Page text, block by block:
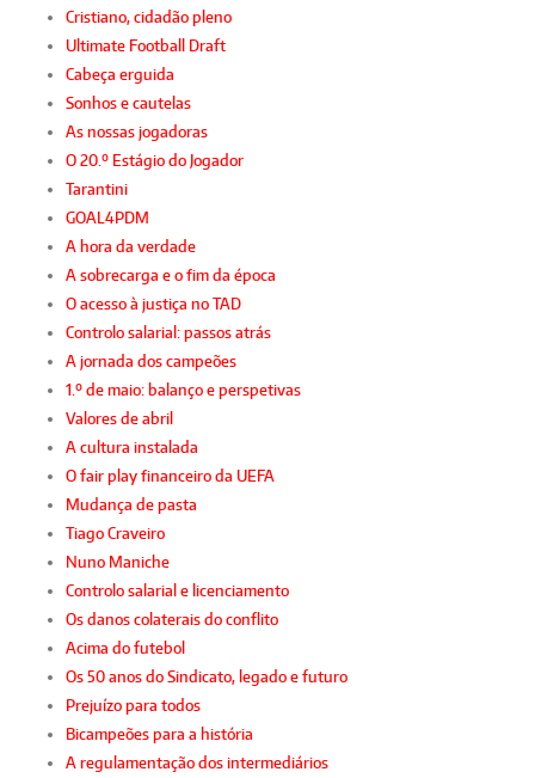
Cristiano, cidadão pleno
Ultimate Football Draft
Cabeça erguida
Sonhos e cautelas
As nossas jogadoras
O 20.º Estágio do Jogador
Tarantini
GOAL4PDM
A hora da verdade
A sobrecarga e o fim da época
O acesso à justiça no TAD
Controlo salarial: passos atrás
A jornada dos campeões
1.º de maio: balanço e perspetivas
Valores de abril
A cultura instalada
O fair play financeiro da UEFA
Mudança de pasta
Tiago Craveiro
Nuno Maniche
Controlo salarial e licenciamento
Os danos colaterais do conflito
Acima do futebol
Os 50 anos do Sindicato, legado e futuro
Prejuízo para todos
Bicampeões para a história
A regulamentação dos intermediários